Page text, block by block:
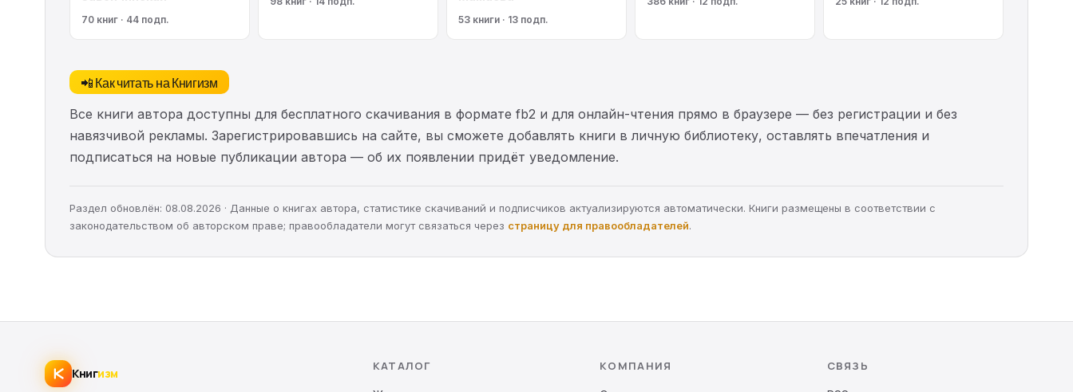
70 книг · 44 подп. 53 книги · 13 подп.
📲 Как читать на Книгизм
Все книги автора доступны для бесплатного скачивания в формате fb2 и для онлайн-чтения прямо в браузере — без регистрации и без
навязчивой рекламы. Зарегистрировавшись на сайте, вы сможете добавлять книги в личную библиотеку, оставлять впечатления и
подписаться на новые публикации автора — об их появлении придёт уведомление.
Раздел обновлён: 08.08.2026 · Данные о книгах автора, статистике скачиваний и подписчиков актуализируются автоматически. Книги размещены в соответствии с
законодательством об авторском праве; правообладатели могут связаться через страницу для правообладателей.
Книгизм
КАТАЛОГ КОМПАНИЯ СВЯЗЬ